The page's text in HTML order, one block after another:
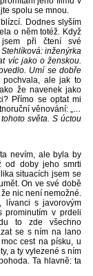
spolu se mnou.
Dodnes slyším
o něm totéž. Když
při čtení své
Stehlíková: inženýrka
víc jako o ženskou.
Umí se dobře
ale jak to
že navenek jako
Přímo se optat mi
věnování: „…
světa. S úctou
nevím, ale byla by
od doby jeho smrti
situacích jsem se
On ve své době
nic není nemožné.
lívanci s javorovým
prominutím v prdeli
to zde všechno
se s ním na lano
cest na písku, u
a ty vylezené s ním
Ta hlavně: ta